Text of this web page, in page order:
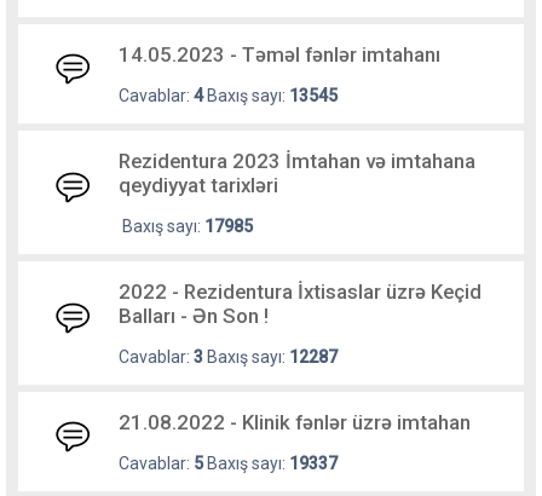
14.05.2023 - Təməl fənlər imtahanı
Cavablar: 4Baxış sayı: 13545
Rezidentura 2023 İmtahan və imtahana
qeydiyyat tarixləri
Baxış sayı: 17985
2022 - Rezidentura İxtisaslar üzrə Keçid
Balları - Ən Son !
Cavablar: 3 Baxış sayı: 12287
21.08.2022 - Klinik fənlər üzrə imtahan
Cavablar: 5Baxış sayı: 19337